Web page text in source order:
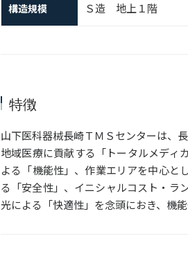
構造規模 Ｓ造 地上１階
特徴
山下医科器械長崎ＴＭＳセンターは、
地域医療に貢献する「トータルメディ
よる「機能性」、作業エリアを中心と
る「安全性」、イニシャルコスト・ラ
光による「快適性」を念頭におき、機